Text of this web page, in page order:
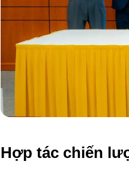
Hợp tác chiến